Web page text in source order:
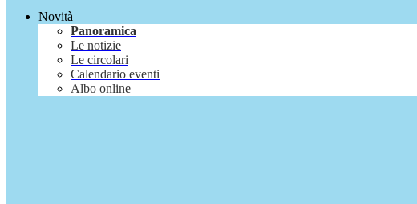
Novità
Panoramica
Le notizie
Le circolari
Calendario eventi
Albo online